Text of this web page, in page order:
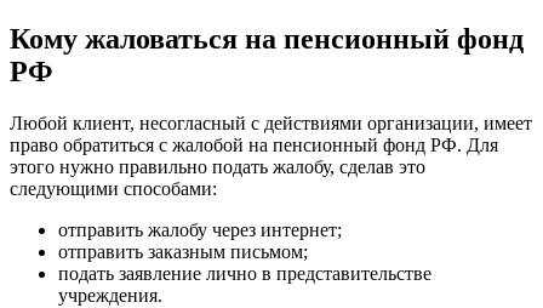
Кому жаловаться на пенсионный фонд
РФ
Любой клиент, несогласный с действиями организации, имеет
право обратиться с жалобой на пенсионный фонд РФ. Для
этого нужно правильно подать жалобу, сделав это
следующими способами:
отправить жалобу через интернет;
отправить заказным письмом;
подать заявление лично в представительстве
учреждения.